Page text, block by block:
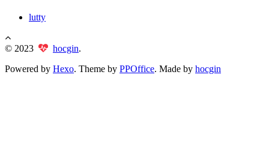
lutty
© 2023 hocgin.
Powered by Hexo. Theme by PPOffice. Made by hocgin